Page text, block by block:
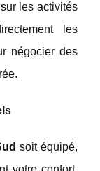
les activités
les
négocier des
soit équipé,